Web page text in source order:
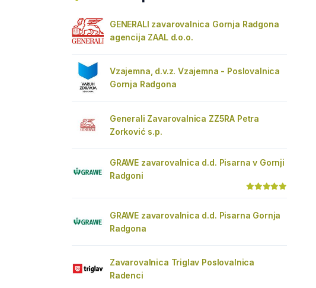
GENERALI zavarovalnica Gornja Radgona
agencija ZAAL d.o.o.
Vzajemna, d.v.z. Vzajemna - Poslovalnica
Gornja Radgona
Generali Zavarovalnica ZZ5RA Petra
Zorković s.p.
GRAWE zavarovalnica d.d. Pisarna v Gornji
Radgoni
GRAWE zavarovalnica d.d. Pisarna Gornja
Radgona
Zavarovalnica Triglav Poslovalnica
Radenci